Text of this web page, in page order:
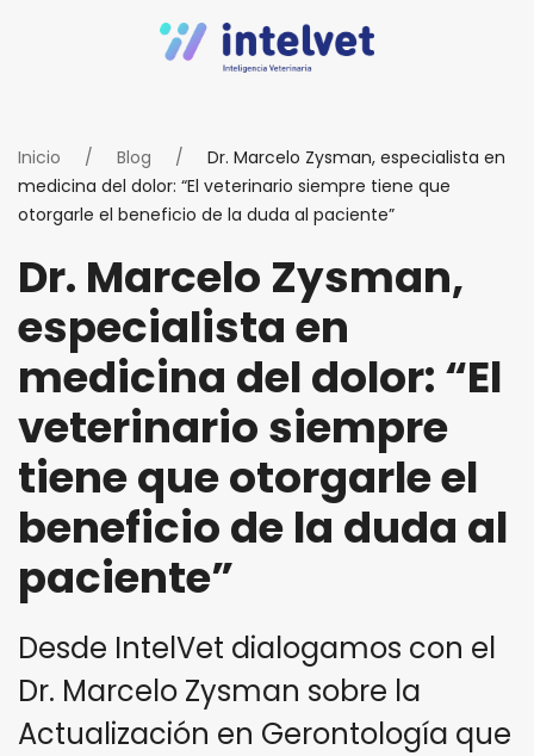
Inicio Blog
Dr. Marcelo Zysman, especialista en
medicina del dolor: “El veterinario siempre tiene que
otorgarle el beneficio de la duda al paciente”
Dr. Marcelo Zysman,
especialista en
medicina del dolor: “El
veterinario siempre
tiene que otorgarle el
beneficio de la duda al
paciente”
Desde IntelVet dialogamos con el
Dr. Marcelo Zysman sobre la
Actualización en Gerontología que